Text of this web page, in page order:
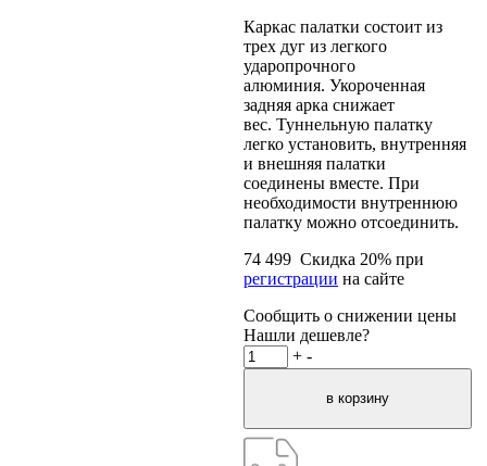
Каркас палатки состоит из
трех дуг из легкого
ударопрочного
алюминия. Укороченная
задняя арка снижает
вес. Туннельную палатку
легко установить, внутренняя
и внешняя палатки
соединены вместе. При
необходимости внутреннюю
палатку можно отсоединить.
74 499 Скидка 20% при
регистрации на сайте
Сообщить о снижении цены
Нашли дешевле?
+ -